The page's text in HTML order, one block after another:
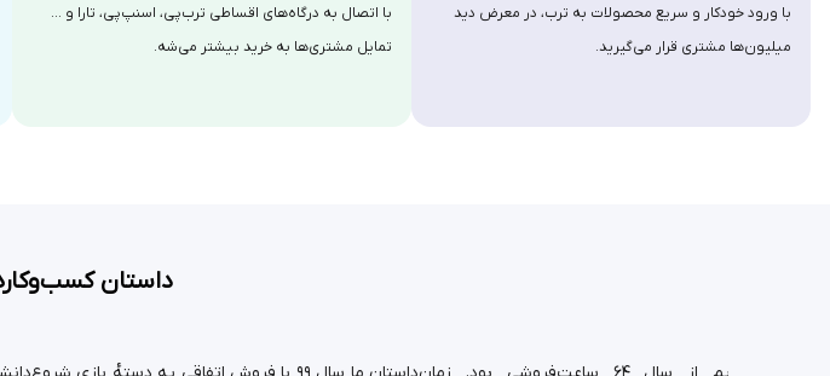
با اتصال به درگاه‌های اقساطی ترب‌پی، اسنپ‌پی، تارا و …
تمایل مشتری‌ها به خرید بیشتر می‌شه.
با ورود خودکار و سریع محصولات به ترب، در معرض دید
میلیون‌ها مشتری قرار می‌گیرید.
داستان